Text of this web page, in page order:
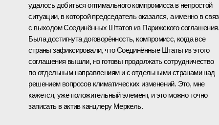
удалось добиться оптимального компромисса в непростой
ситуации, в которой председатель оказался, а именно в
с выходом Соединённых Штатов из Парижского соглашения.
Была достигнута договорённость, компромисс, когда все
страны зафиксировали, что Соединённые Штаты из этого
соглашения вышли, но готовы продолжать сотрудничество
по отдельным направлениям и с отдельными странами над
решением вопросов климатических изменений. Это, мне
кажется, уже положительный элемент, и это можно точно
записать в актив канцлеру Меркель.